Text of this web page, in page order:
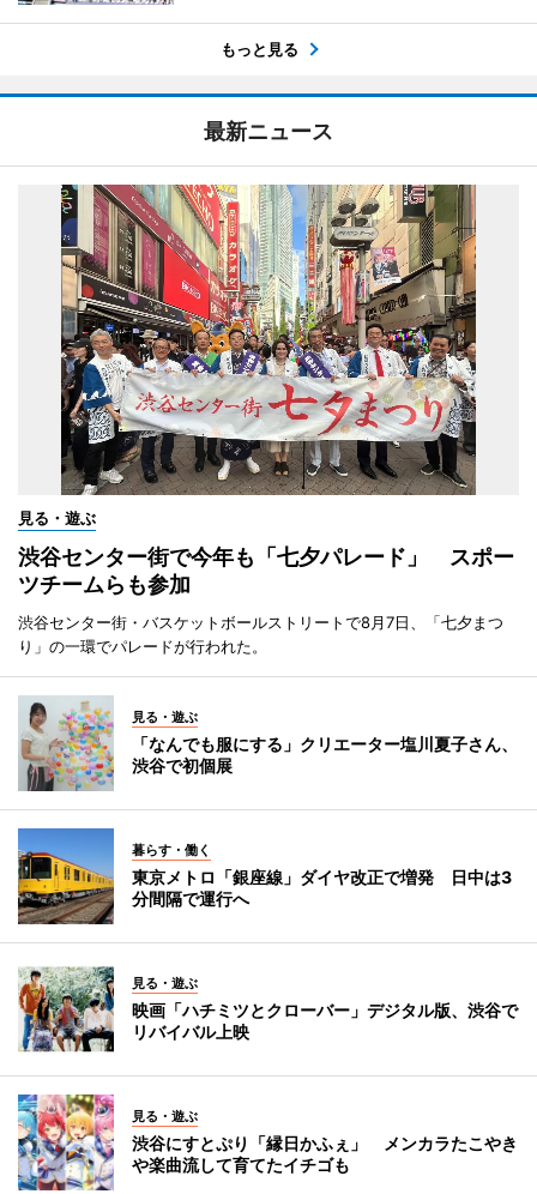
もっと見る
最新ニュース
見る・遊ぶ
渋谷センター街で今年も「七夕パレード」 スポー
ツチームらも参加
渋谷センター街・バスケットボールストリートで8月7日、「七夕まつ
り」の一環でパレードが行われた。
見る・遊ぶ
「なんでも服にする」クリエーター塩川夏子さん、
渋谷で初個展
暮らす・働く
東京メトロ「銀座線」ダイヤ改正で増発 日中は3
分間隔で運行へ
見る・遊ぶ
映画「ハチミツとクローバー」デジタル版、渋谷で
リバイバル上映
見る・遊ぶ
渋谷にすとぷり「縁日かふぇ」 メンカラたこやき
や楽曲流して育てたイチゴも